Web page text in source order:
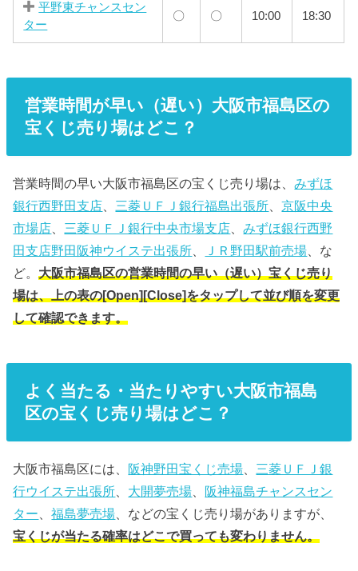
平野東チャンスセン
ター
〇 〇 10:00 18:30
営業時間が早い（遅い）大阪市福島区の
宝くじ売り場はどこ？
営業時間の早い大阪市福島区の宝くじ売り場は、みずほ
銀行西野田支店
三菱ＵＦＪ銀行福島出張所 、京阪中央
市場店
三菱ＵＦＪ銀行中央市場支店 、みずほ銀行西野
田支店野田阪神ウイステ出張所
ＪＲ野田駅前売場 、な
ど。大阪市福島区の営業時間の早い（遅い）宝くじ売り
場は、上の表の[Open][Close]をタップして並び順を変更
して確認できます。
よく当たる・当たりやすい大阪市福島
区の宝くじ売り場はどこ？
大阪市福島区には、 阪神野田宝くじ売場
三菱ＵＦＪ銀
行ウイステ出張所
大開夢売場
阪神福島チャンスセン
ター 、福島夢売場 、などの宝くじ売り場がありますが、
宝くじが当たる確率はどこで買っても変わりません。